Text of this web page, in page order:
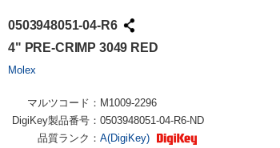
0503948051-04-R6
4" PRE-CRIMP 3049 RED
Molex
マルツコード： M1009-2296
DigiKey製品番号： 0503948051-04-R6-ND
品質ランク： A(DigiKey)